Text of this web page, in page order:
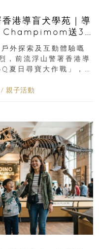
香港導盲犬學苑｜導
Champimom送3
外探索及互動體驗嘅
，前流浮山警署香港導
夏日尋寶大作戰」，家
/ 親子活動